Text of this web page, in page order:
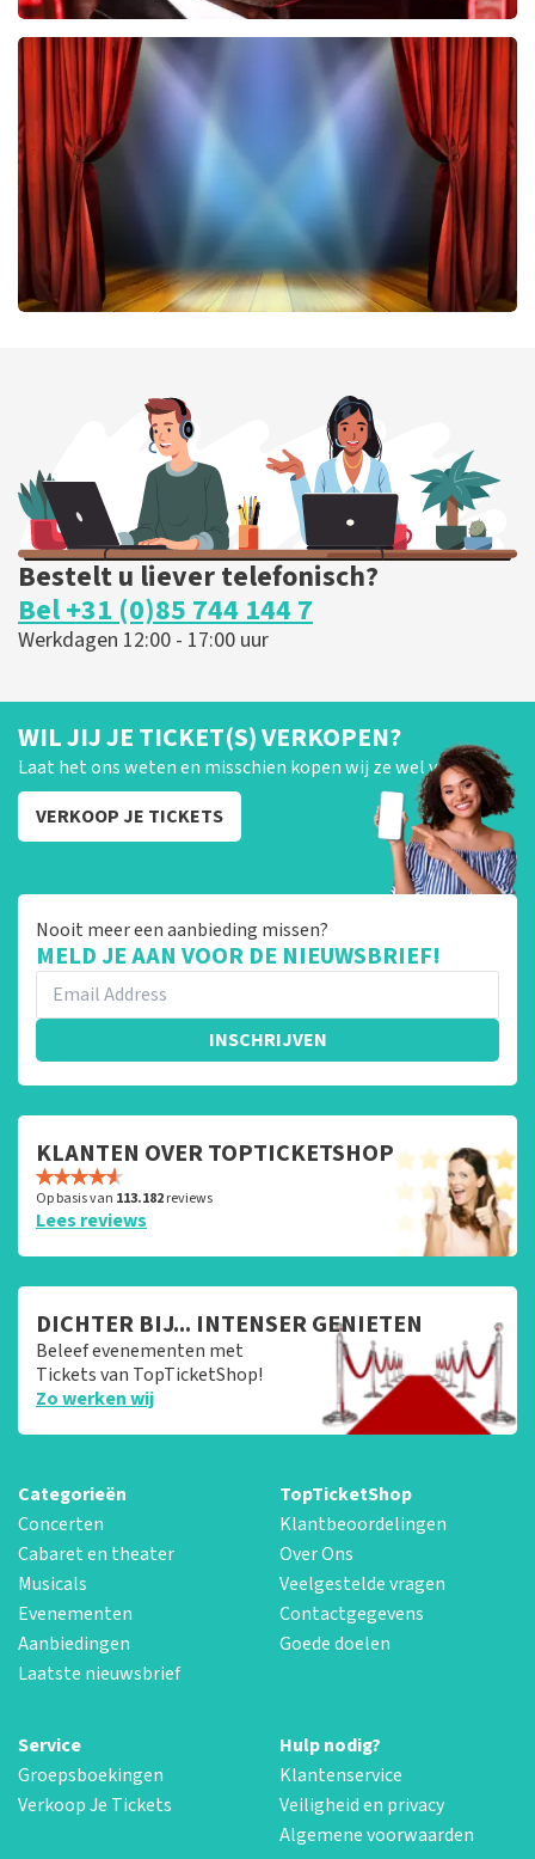
Don Omar
402 laatste 30 minuten
BESTEL NU
BESTEL NU
Bestelt u liever telefonisch?
Bel +31 (0)85 744 144 7
Werkdagen 12:00 - 17:00 uur
WIL JIJ JE TICKET(S) VERKOPEN?
Laat het ons weten en misschien kopen wij ze wel van je!
VERKOOP JE TICKETS
Nooit meer een aanbieding missen?
MELD JE AAN VOOR DE NIEUWSBRIEF!
INSCHRIJVEN
KLANTEN OVER TOPTICKETSHOP
Op basis van 113.182reviews
Lees reviews
DICHTER BIJ... INTENSER GENIETEN
Beleef evenementen met
Tickets van TopTicketShop!
Zo werken wij
Categorieën
Concerten
Cabaret en theater
Musicals
Evenementen
Aanbiedingen
Laatste nieuwsbrief
TopTicketShop
Klantbeoordelingen
Over Ons
Veelgestelde vragen
Contactgegevens
Goede doelen
Service
Groepsboekingen
Verkoop Je Tickets
Hulp nodig?
Klantenservice
Veiligheid en privacy
Algemene voorwaarden